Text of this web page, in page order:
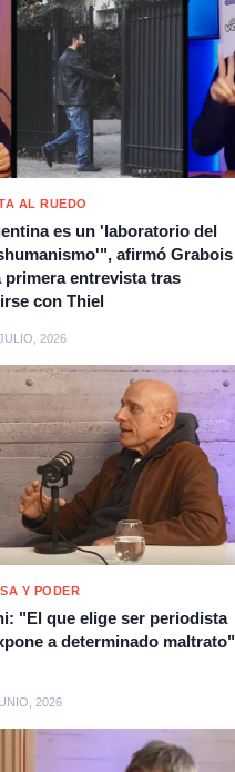
AL RUEDO
es un 'laboratorio del
afirmó Grabois
primera entrevista tras
con Thiel
2026
Y PODER
"El que elige ser periodista
a determinado maltrato"
2026